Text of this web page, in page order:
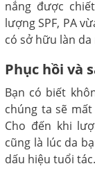
nắng được
lượng SPF, PA
có sở hữu làn
Phục hồi và
Bạn có biết
chúng ta sẽ
Cho đến khi
cũng là lúc da
dấu hiệu tuổi tác.